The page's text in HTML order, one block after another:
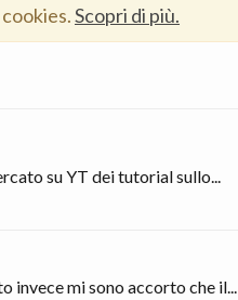
Scopri di più.
su YT dei tutorial sullo...
invece mi sono accorto che il...